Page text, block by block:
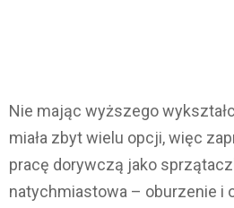
Nie mając wyższego
miała zbyt wielu opcji, więc
pracę dorywczą jako
natychmiastowa – oburzenie i